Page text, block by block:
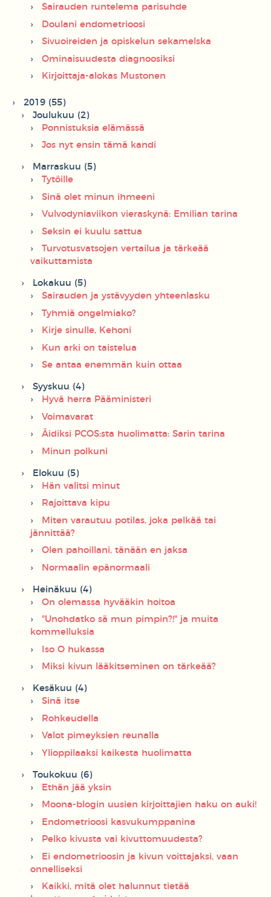
Sairauden runtelema parisuhde
Doulani endometrioosi
Sivuoireiden ja opiskelun sekamelska
Ominaisuudesta diagnoosiksi
Kirjoittaja-alokas Mustonen
2019 (55)
Joulukuu (2)
Ponnistuksia elämässä
Jos nyt ensin tämä kandi
Marraskuu (5)
Tytöille
Sinä olet minun ihmeeni
Vulvodyniaviikon vieraskynä: Emilian tarina
Seksin ei kuulu sattua
Turvotusvatsojen vertailua ja tärkeää
vaikuttamista
Lokakuu (5)
Sairauden ja ystävyyden yhteenlasku
Tyhmiä ongelmiako?
Kirje sinulle, Kehoni
Kun arki on taistelua
Se antaa enemmän kuin ottaa
Syyskuu (4)
Hyvä herra Pääministeri
Voimavarat
Äidiksi PCOS:sta huolimatta: Sarin tarina
Minun polkuni
Elokuu (5)
Hän valitsi minut
Rajoittava kipu
Miten varautuu potilas, joka pelkää tai
jännittää?
Olen pahoillani, tänään en jaksa
Normaalin epänormaali
Heinäkuu (4)
On olemassa hyvääkin hoitoa
"Unohdatko sä mun pimpin?!" ja muita
kommelluksia
Iso O hukassa
Miksi kivun lääkitseminen on tärkeää?
Kesäkuu (4)
Sinä itse
Rohkeudella
Valot pimeyksien reunalla
Ylioppilaaksi kaikesta huolimatta
Toukokuu (6)
Ethän jää yksin
Moona-blogin uusien kirjoittajien haku on auki!
Endometrioosi kasvukumppanina
Pelko kivusta vai kivuttomuudesta?
Ei endometrioosin ja kivun voittajaksi, vaan
onnelliseksi
Kaikki, mitä olet halunnut tietää